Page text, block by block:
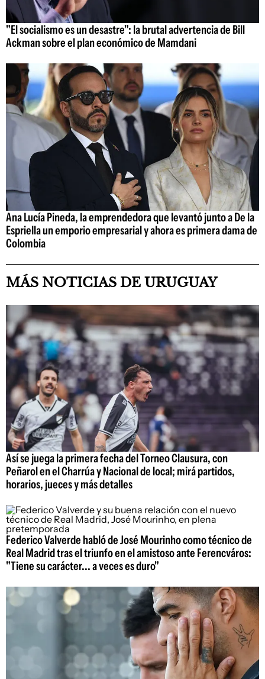
"El socialismo es un desastre": la brutal advertencia de Bill
Ackman sobre el plan económico de Mamdani
Ana Lucía Pineda, la emprendedora que levantó junto a De la
Espriella un emporio empresarial y ahora es primera dama de
Colombia
MÁS NOTICIAS DE URUGUAY
Así se juega la primera fecha del Torneo Clausura, con
Peñarol en el Charrúa y Nacional de local; mirá partidos,
horarios, jueces y más detalles
Federico Valverde habló de José Mourinho como técnico de
Real Madrid tras el triunfo en el amistoso ante Ferencváros:
"Tiene su carácter... a veces es duro"